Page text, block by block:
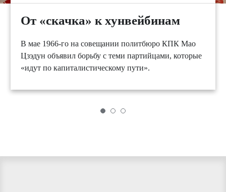
От «скачка» к хунвейбинам
В мае 1966-го на совещании политбюро КПК Мао
Цзэдун объявил борьбу с теми партийцами, которые
«идут по капиталистическому пути».